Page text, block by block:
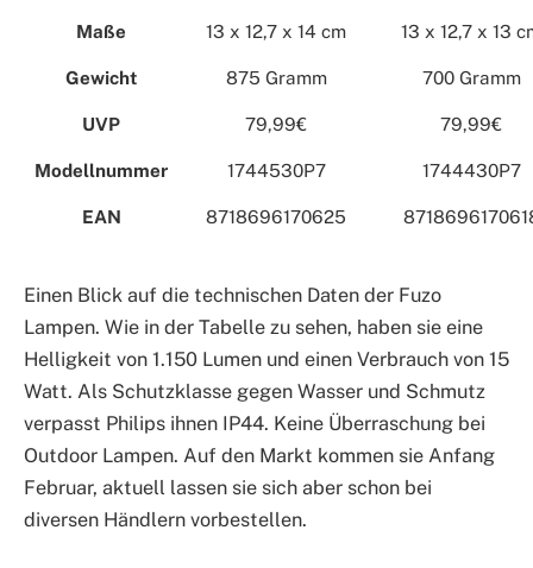
Maße 13 x 12,7 x 14 cm 13 x 12,7 x 13
Gewicht 875 Gramm 700 Gramm
UVP 79,99€ 79,99€
Modellnummer 1744530P7 1744430P7
EAN 8718696170625
Einen Blick auf die technischen Daten der Fuzo
Lampen. Wie in der Tabelle zu sehen, haben sie eine
Helligkeit von 1.150 Lumen und einen Verbrauch von 15
Watt. Als Schutzklasse gegen Wasser und Schmutz
verpasst Philips ihnen IP44. Keine Überraschung bei
Outdoor Lampen. Auf den Markt kommen sie Anfang
Februar, aktuell lassen sie sich aber schon bei
diversen Händlern vorbestellen.